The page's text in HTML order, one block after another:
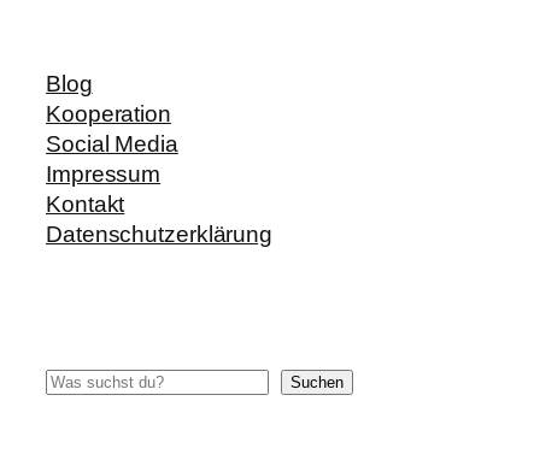
Blog
Kooperation
Social Media
Impressum
Kontakt
Datenschutzerklärung
Suchen Suchen